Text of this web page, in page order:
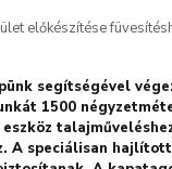
előkészítése
segítségével
1500
A speciálisan